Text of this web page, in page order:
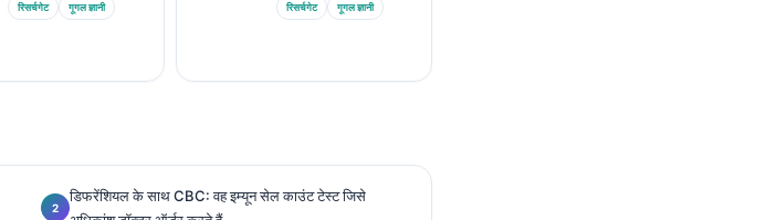
रिसर्चगेट गूगल ज्ञानी रिसर्चगेट गूगल ज्ञानी
डिफरेंशियल के साथ CBC: वह इम्यून सेल काउंट टेस्ट जिसे